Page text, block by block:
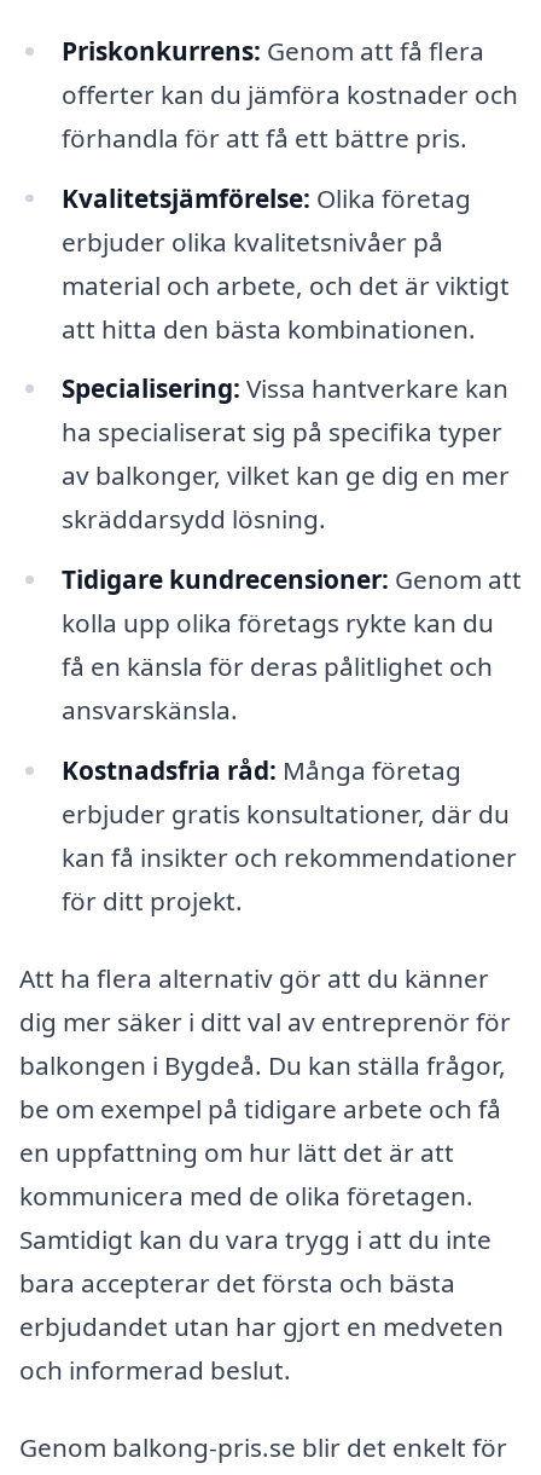
Priskonkurrens: Genom att få flera
offerter kan du jämföra kostnader och
förhandla för att få ett bättre pris.
Kvalitetsjämförelse: Olika företag
erbjuder olika kvalitetsnivåer på
material och arbete, och det är viktigt
att hitta den bästa kombinationen.
Specialisering: Vissa hantverkare kan
ha specialiserat sig på specifika typer
av balkonger, vilket kan ge dig en mer
skräddarsydd lösning.
Tidigare kundrecensioner: Genom att
kolla upp olika företags rykte kan du
få en känsla för deras pålitlighet och
ansvarskänsla.
Kostnadsfria råd: Många företag
erbjuder gratis konsultationer, där du
kan få insikter och rekommendationer
för ditt projekt.
Att ha flera alternativ gör att du känner
dig mer säker i ditt val av entreprenör för
balkongen i Bygdeå. Du kan ställa frågor,
be om exempel på tidigare arbete och få
en uppfattning om hur lätt det är att
kommunicera med de olika företagen.
Samtidigt kan du vara trygg i att du inte
bara accepterar det första och bästa
erbjudandet utan har gjort en medveten
och informerad beslut.
Genom balkong-pris.se blir det enkelt för